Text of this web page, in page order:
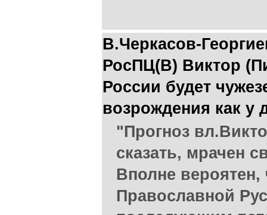
В.Черкасов-
РосПЦ(В) Виктор
России будет
возрождения как у
"Прогноз
сказать, мрачен
Вполне
Православной